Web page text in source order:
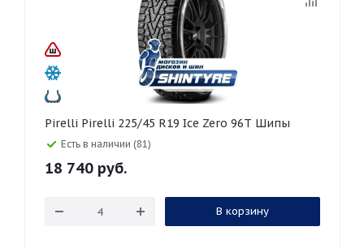
Pirelli Pirelli 225/45 R19 Ice Zero 96T Шипы
Есть в наличии (81)
18 740 руб.
В корзину